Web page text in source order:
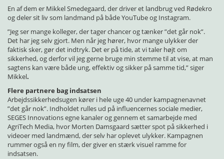
En af dem er Mikkel Smedegaard, der driver et landbrug ved Rødekro
og deler sit liv som landmand på både YouTube og Instagram.
”Jeg ser mange kolleger, der tager chancer og tænker ”det går nok”.
Det har jeg selv gjort. Men når jeg hører, hvor mange ulykker der
faktisk sker, gør det indtryk. Det er på tide, at vi taler højt om
sikkerhed, og derfor vil jeg gerne bruge min stemme til at vise, at man
sagtens kan være både ung, effektiv og sikker på samme tid,” siger
Mikkel.
Flere partnere bag indsatsen
Arbejdssikkerhedsugen kører i hele uge 40 under kampagnenavnet
”det går nok”. Indholdet rulles ud på influencernes sociale medier,
SEGES Innovations egne kanaler og gennem et samarbejde med
AgriTech Media, hvor Morten Damsgaard sætter spot på sikkerhed i
videoer med landmænd, der selv har oplevet ulykker. Kampagnen
rummer også en ny film, der giver en stærk visuel ramme for
indsatsen.